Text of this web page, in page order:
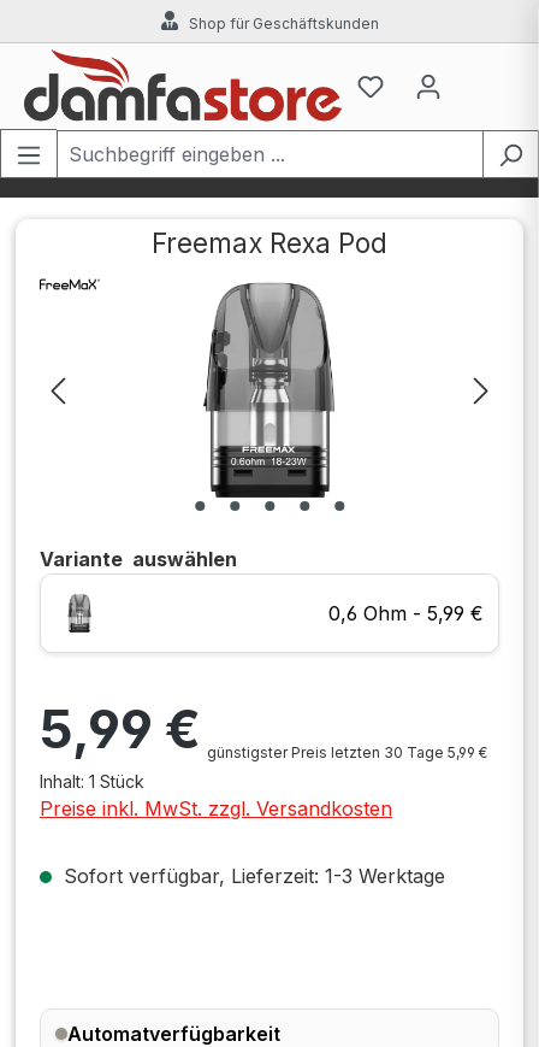
Zum Hauptinhalt springenShop für Geschäftskunden
Freemax Rexa Pod
Variante auswählen
0,6 Ohm - 5,99 €
5,99 € günstigster Preis letzten 30 Tage 5,99 €
Inhalt: 1 Stück
Preise inkl. MwSt. zzgl. Versandkosten
Sofort verfügbar, Lieferzeit: 1-3 Werktage
Automatverfügbarkeit